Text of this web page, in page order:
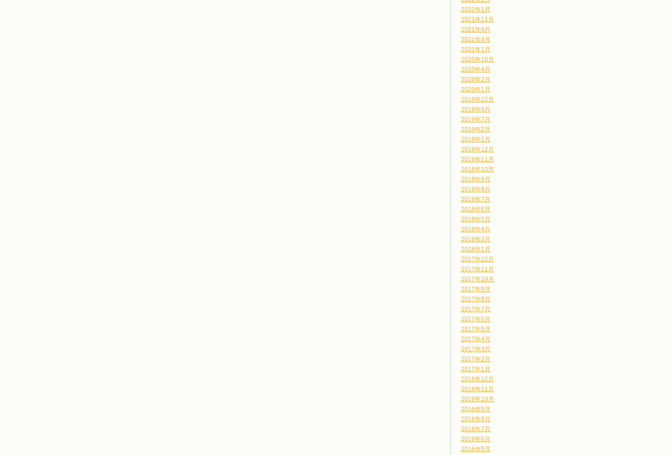
2022年1月
2021年11月
2021年9月
2021年4月
2021年1月
2020年10月
2020年4月
2020年2月
2020年1月
2019年12月
2019年9月
2019年7月
2019年2月
2019年1月
2018年12月
2018年11月
2018年10月
2018年9月
2018年8月
2018年7月
2018年6月
2018年5月
2018年4月
2018年3月
2018年1月
2017年12月
2017年11月
2017年10月
2017年9月
2017年8月
2017年7月
2017年6月
2017年5月
2017年4月
2017年3月
2017年2月
2017年1月
2016年12月
2016年11月
2016年10月
2016年9月
2016年8月
2016年7月
2016年6月
2016年5月